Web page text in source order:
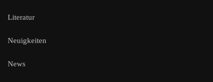
Literatur
Neuigkeiten
News